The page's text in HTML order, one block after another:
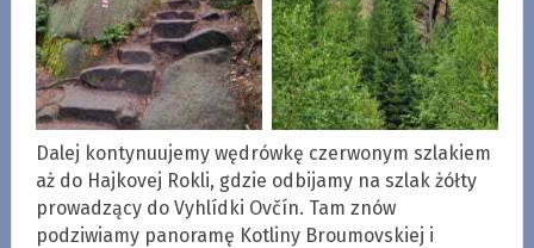
Dalej kontynuujemy wędrówkę czerwonym szlakiem
aż do Hajkovej Rokli, gdzie odbijamy na szlak żółty
prowadzący do Vyhlídki Ovčín. Tam znów
podziwiamy panoramę Kotliny Broumovskiej i